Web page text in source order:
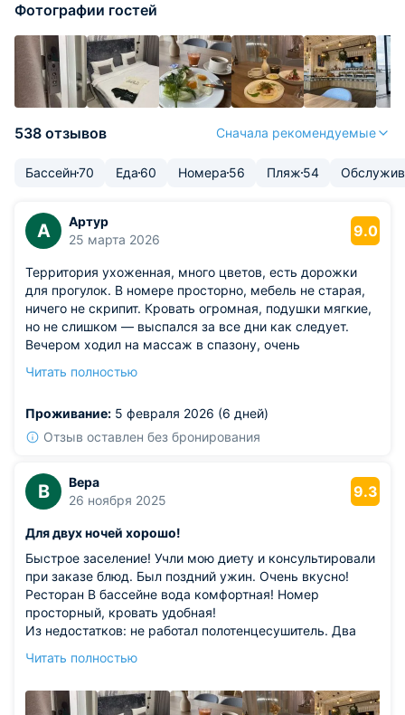
Фотографии гостей
538 отзывов Сначала рекомендуемые
Бассейн70 Еда 60 Номера 56 Пляж 54
А
Артур
25 марта 2026
9.0
Территория ухоженная, много цветов, есть дорожки
для прогулок. В номере просторно, мебель не старая,
ничего не скрипит. Кровать огромная, подушки мягкие,
но не слишком — выспался за все дни как следует.
Вечером ходил на массаж в спазону, очень
Из недостатков: из пожеланий: хотелось бы видеть
Читать полностью
Проживание: 5 февраля 2026 (6 дней)
Отзыв оставлен без бронирования
В
Вера
26 ноября 2025
9.3
Для двух ночей хорошо!
Быстрое заселение! Учли мою диету и консультировали
при заказе блюд. Был поздний ужин. Очень вкусно!
Ресторан В бассейне вода комфортная! Номер
просторный, кровать удобная!
Из недостатков: не работал полотенцесушитель. Два
Сушила купальник феном. В раковине плохо уходила
Читать полностью